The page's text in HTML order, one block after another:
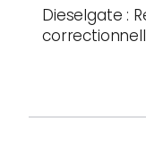
Dieselgate :